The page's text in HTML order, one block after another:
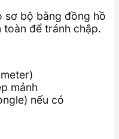
bộ bằng đồng hồ
toàn để tránh chập.
mảnh
nếu có